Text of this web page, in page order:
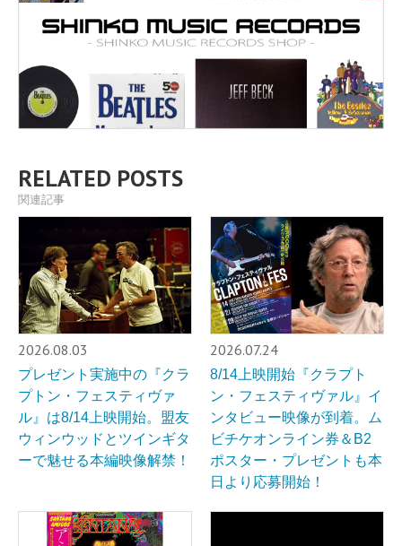
RELATED POSTS
関連記事
2026.08.03
プレゼント実施中の『クラ
プトン・フェスティヴァ
ル』は8/14上映開始。盟友
ウィンウッドとツインギタ
ーで魅せる本編映像解禁！
2026.07.24
8/14上映開始『クラプト
ン・フェスティヴァル』イ
ンタビュー映像が到着。ム
ビチケオンライン券＆B2
ポスター・プレゼントも本
日より応募開始！